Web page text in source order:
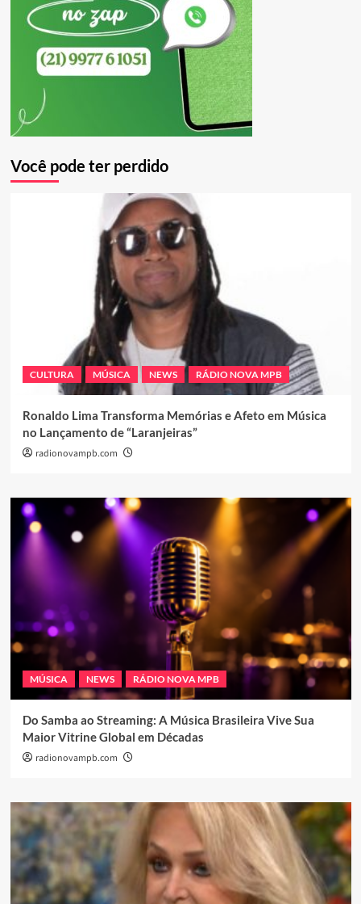
Você pode ter perdido
CULTURA MÚSICA NEWS RÁDIO NOVA MPB
Ronaldo Lima Transforma Memórias e Afeto em Música
no Lançamento de “Laranjeiras”
radionovampb.com
MÚSICA NEWS RÁDIO NOVA MPB
Do Samba ao Streaming: A Música Brasileira Vive Sua
Maior Vitrine Global em Décadas
radionovampb.com